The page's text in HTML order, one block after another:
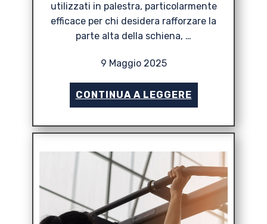
utilizzati in palestra, particolarmente
efficace per chi desidera rafforzare la
parte alta della schiena, …
9 Maggio 2025
CONTINUA A LEGGERE